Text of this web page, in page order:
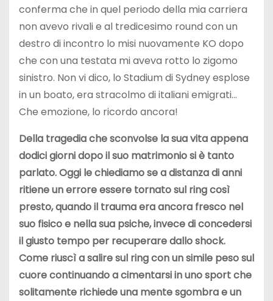
conferma che in quel periodo della mia carriera
non avevo rivali e al tredicesimo round con un
destro di incontro lo misi nuovamente KO dopo
che con una testata mi aveva rotto lo zigomo
sinistro. Non vi dico, lo Stadium di Sydney esplose
in un boato, era stracolmo di italiani emigrati…
Che emozione, lo ricordo ancora!
Della tragedia che sconvolse la sua vita appena
dodici giorni dopo il suo matrimonio si è tanto
parlato. Oggi le chiediamo se a distanza di anni
ritiene un errore essere tornato sul ring così
presto, quando il trauma era ancora fresco nel
suo fisico e nella sua psiche, invece di concedersi
il giusto tempo per recuperare dallo shock.
Come riuscì a salire sul ring con un simile peso sul
cuore continuando a cimentarsi in uno sport che
solitamente richiede una mente sgombra e un